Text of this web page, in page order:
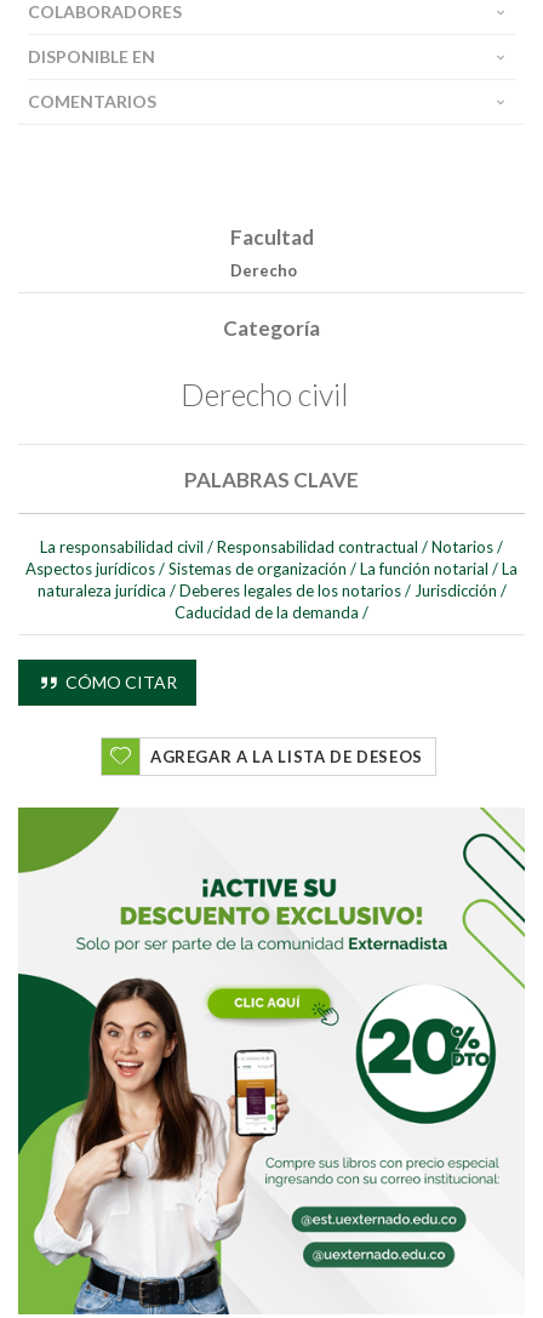
Buscar
COLABORADORES
DISPONIBLE EN
COMENTARIOS
Facultad
Derecho
Categoría
Derecho civil
PALABRAS CLAVE
La responsabilidad civil /Responsabilidad contractual /Notarios/
Aspectos jurídicos/Sistemas de organización /La función notarial /La
naturaleza jurídica / Deberes legales de los notarios / Jurisdicción /
Caducidad de la demanda /
CÓMO CITAR
AGREGAR A LA LISTA DE DESEOS